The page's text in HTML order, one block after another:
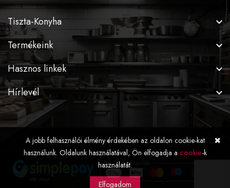
Tiszta-Konyha
Termékeink
Hasznos linkek
Hírlevél
Tiszta-Konyha© 2024 - Minden jog fenntartva.
A jobb felhasználói élmény érdekében az oldalon cookie-kat
használunk. Oldalunk használatával, Ön elfogadja a cookie-k
használatát.
Elfogadom
✖